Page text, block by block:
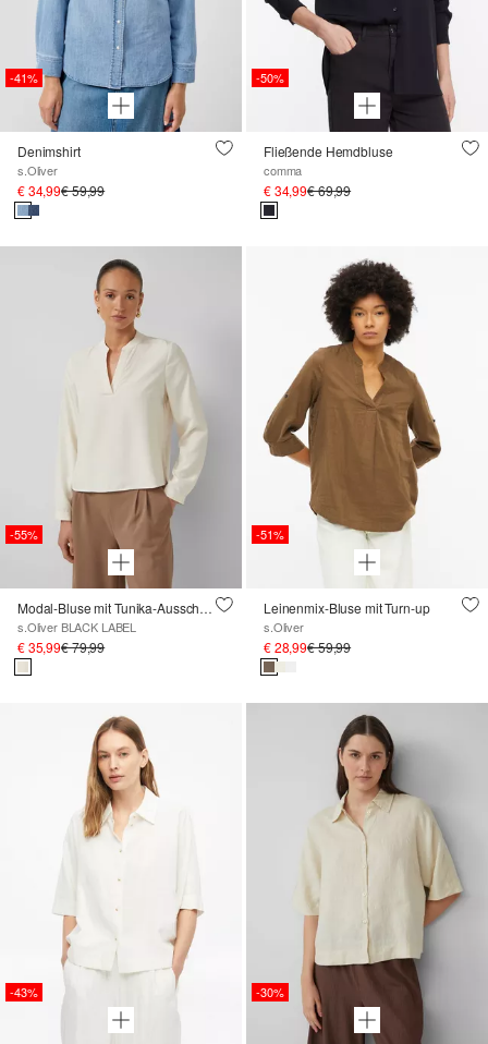
-41%
Denimshirt
s.Oliver
€ 34,99€ 59,99
-50%
Fließende Hemdbluse
comma
€ 34,99€ 69,99
-55%
Modal-Bluse mit Tunika-Ausschnitt
s.Oliver BLACK LABEL
€ 35,99€ 79,99
-51%
Leinenmix-Bluse mit Turn-up
s.Oliver
€ 28,99€ 59,99
-43% -30%